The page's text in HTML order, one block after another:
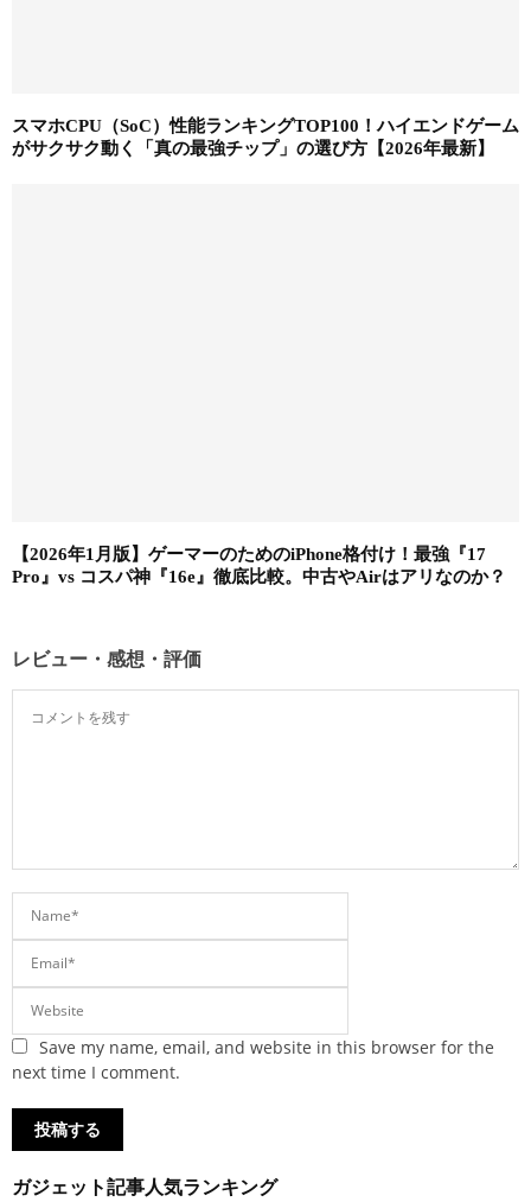
スマホCPU（SoC）性能ランキングTOP100！ハイエンドゲーム
がサクサク動く「真の最強チップ」の選び方【2026年最新】
【2026年1月版】ゲーマーのためのiPhone格付け！最強『17
Pro』vs コスパ神『16e』徹底比較。中古やAirはアリなのか？
レビュー・感想・評価
Save my name, email, and website in this browser for the
next time I comment.
ガジェット記事人気ランキング